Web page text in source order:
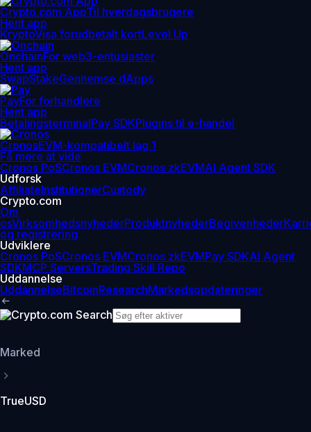
Crypto.com AppTil hverdagsbrugere
Hent app
KryptoVisa forudbetalt kortLevel Up
OnchainFor web3-entusiaster
Hent app
SwapStakeGennemse dApps
PayFor forhandlere
Hent app
BetalingsterminalPay SDKPlugins til e-handel
CronosEVM-kompatibelt lag 1
Få mere at vide
Cronos PoSCronos EVMCronos zkEVMAI Agent SDK
Udforsk
AffiliateInstitutionerCustody
Crypto.com
Om
osVirksomhedsnyhederProduktnyhederBegivenheder
og registrering
Udviklere
Cronos PoSCronos EVMCronos zkEVMPay SDKAI Agent
SDKMCP ServersTrading Skill Repo
Uddannelse
UddannelseBitcoinResearchMarkedsopdateringer
Marked
TrueUSD